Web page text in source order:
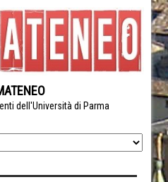
dell'Università di Parma